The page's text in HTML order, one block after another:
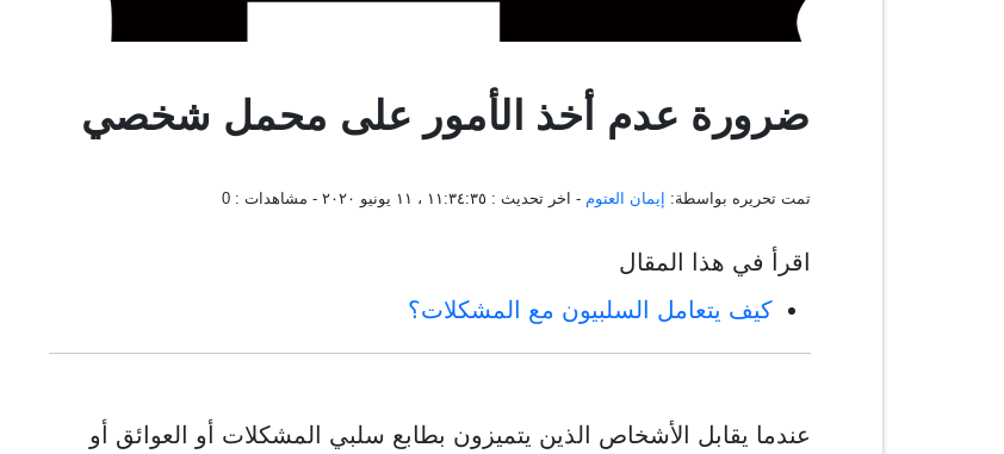
ضرورة عدم أخذ الأمور على محمل شخصي
تمت تحريره بواسطة: إيمان العتوم - اخر تحديث : ١١:٣٤:٣٥ ، ١١ يونيو ٢٠٢٠ - مشاهدات : 0
اقرأ في هذا المقال
كيف يتعامل السلبيون مع المشكلات؟
عندما يقابل الأشخاص الذين يتميزون بطابع سلبي المشكلات أو العوائق أو